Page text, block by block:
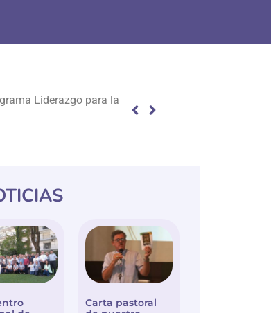
Liderazgo para la
Carta pastoral